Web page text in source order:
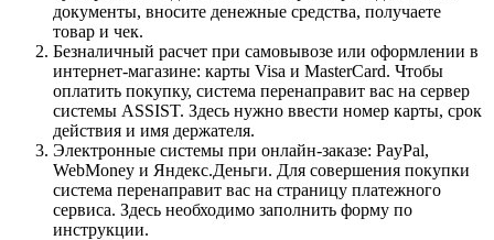
документы, вносите денежные средства, получаете
товар и чек.
Безналичный расчет при самовывозе или оформлении в
интернет-магазине: карты Visa и MasterCard. Чтобы
оплатить покупку, система перенаправит вас на сервер
системы ASSIST. Здесь нужно ввести номер карты, срок
действия и имя держателя.
Электронные системы при онлайн-заказе: PayPal,
WebMoney и Яндекс.Деньги. Для совершения покупки
система перенаправит вас на страницу платежного
сервиса. Здесь необходимо заполнить форму по
инструкции.